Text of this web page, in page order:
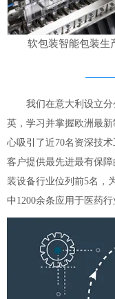
软包装智能包装生
我们在意大利设立分
英，学习并掌握欧洲最
心吸引了近70名资深技
客户提供最先进最有保
装设备行业位列前5名，
中1200余条应用于医药行